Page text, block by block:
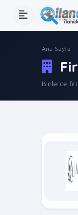
Ana Sayfa
Binlerce